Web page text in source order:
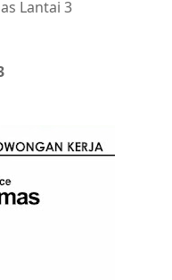
Lantai 3